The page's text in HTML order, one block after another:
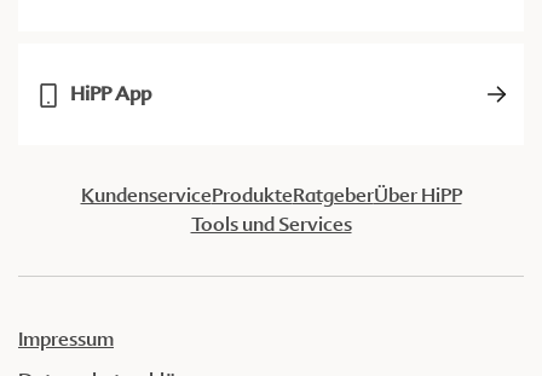
HiPP App
KundenserviceProdukteRatgeberÜber HiPP
Tools und Services
Impressum